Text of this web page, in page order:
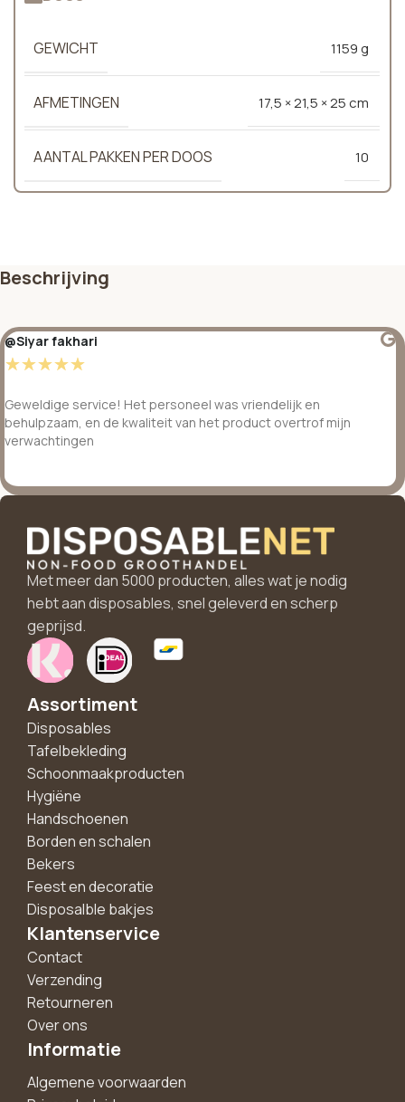
GEWICHT 1159 g
AFMETINGEN 17,5 × 21,5 × 25 cm
AANTAL PAKKEN PER DOOS 10
Beschrijving
@Siyar fakhari
☆☆☆☆☆
Geweldige service! Het personeel was vriendelijk en
behulpzaam, en de kwaliteit van het product overtrof mijn
verwachtingen
Met meer dan 5000 producten, alles wat je nodig
hebt aan disposables, snel geleverd en scherp
geprijsd.
Assortiment
Disposables
Tafelbekleding
Schoonmaakproducten
Hygiëne
Handschoenen
Borden en schalen
Bekers
Feest en decoratie
Disposalble bakjes
Klantenservice
Contact
Verzending
Retourneren
Over ons
Informatie
Algemene voorwaarden